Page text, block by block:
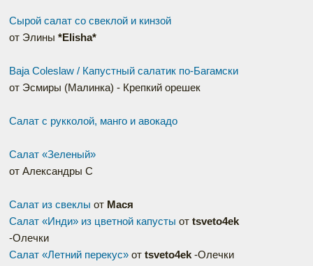
Сырой салат со свеклой и кинзой
от Элины *Elisha*
Baja Coleslaw / Капустный салатик по-Багамски
от Эсмиры (Малинка) - Крепкий орешек
Салат с рукколой, манго и авокадо
Салат «Зеленый»
от Александры С
Салат из свеклы от Мася
Салат «Инди» из цветной капусты от tsveto4ek
-Олечки
Салат «Летний перекус» от tsveto4ek -Олечки